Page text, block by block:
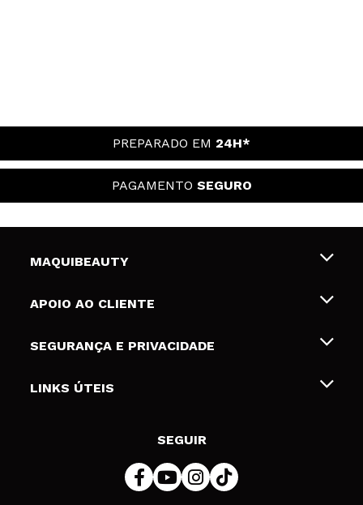
PREPARADO EM 24H*
PAGAMENTO SEGURO
MAQUIBEAUTY
Sobre nós
Gift Cards
APOIO AO CLIENTE
Envios e Devoluções
Formas de pagamento
SEGURANÇA E PRIVACIDADE
Termos e Privacidade
LINKS ÚTEIS
SEGUIR